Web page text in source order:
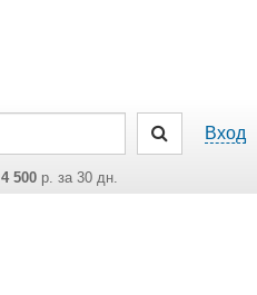
Вход
4 500р. за 30 дн.